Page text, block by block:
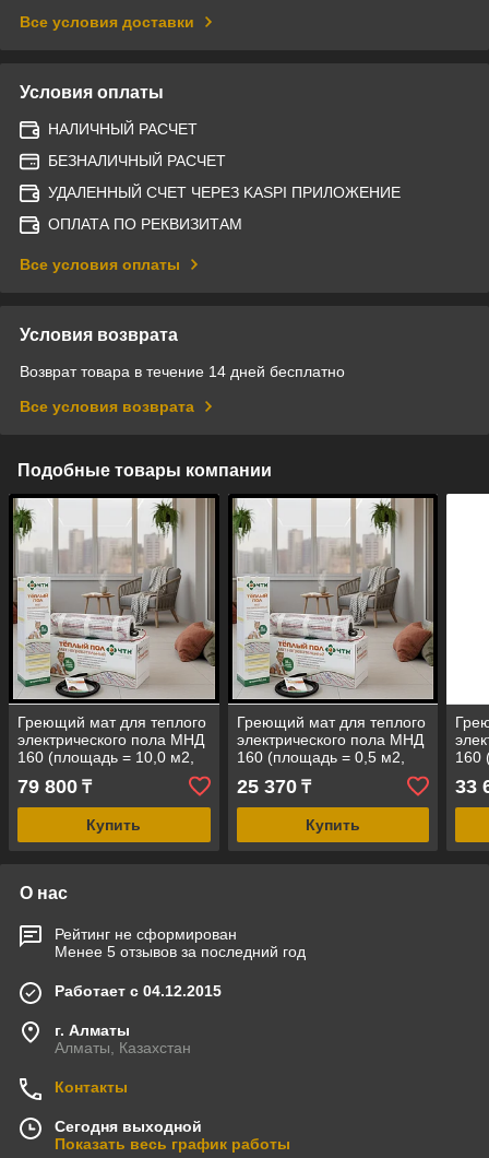
Все условия доставки
Условия оплаты
НАЛИЧНЫЙ РАСЧЕТ
БЕЗНАЛИЧНЫЙ РАСЧЕТ
УДАЛЕННЫЙ СЧЕТ ЧЕРЕЗ KASPI ПРИЛОЖЕНИЕ
ОПЛАТА ПО РЕКВИЗИТАМ
Все условия оплаты
Условия возврата
Возврат товара в течение 14 дней бесплатно
Все условия возврата
Подобные товары компании
Греющий мат для теплого
электрического пола МНД
160 (площадь = 10,0 м2,
мощность = 1600 Вт)
79 800 ₸
Купить
Греющий мат для теплого
электрического пола МНД
160 (площадь = 0,5 м2,
мощность = 80 Вт)
25 370₸
Купить
160
33
О нас
Рейтинг не сформирован
Менее 5 отзывов за последний год
Работает с 04.12.2015
г. Алматы
Алматы, Казахстан
Контакты
Сегодня выходной
Показать весь график работы